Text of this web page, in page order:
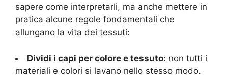
sapere come interpretarli, ma anche mettere in
pratica alcune regole fondamentali che
allungano la vita dei tessuti:
Dividi i capi per colore e tessuto: non tutti i
materiali e colori si lavano nello stesso modo.